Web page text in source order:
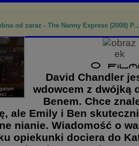
od zaraz - The Nanny Express (2008) P...
...
David Chandler
wdowcem z dwójką
Benem. Chce
ale Emily i Ben
nianie. Wiadomość o
opiekunki dociera do